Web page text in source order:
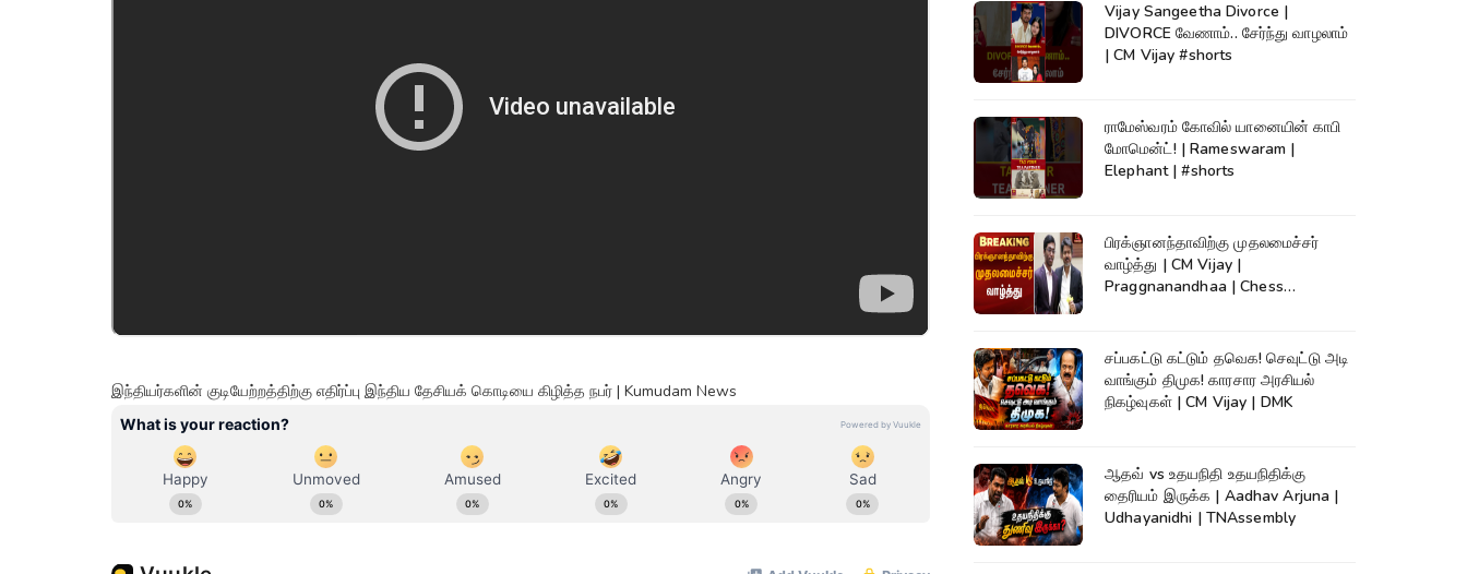
இந்தியர்களின் குடியேற்றத்திற்கு எதிர்ப்பு இந்திய தேசியக் கொடியை கிழித்த நபர் | Kumudam News
Vijay Sangeetha Divorce |
DIVORCE வேணாம்.. சேர்ந்து வாழலாம்
| CM Vijay #shorts
ராமேஸ்வரம் கோவில் யானையின் காபி
மோமென்ட்! | Rameswaram |
Elephant | #shorts
பிரக்ஞானந்தாவிற்கு முதலமைச்சர்
வாழ்த்து | CM Vijay |
Praggnanandhaa | Chess
சப்பகட்டு கட்டும் தவெக! செவுட்டு அடி
வாங்கும் திமுக! காரசார அரசியல்
நிகழ்வுகள் | CM Vijay | DMK
ஆதவ் vs உதயநிதி உதயநிதிக்கு
தைரியம் இருக்க | Aadhav Arjuna |
Udhayanidhi | TNAssembly